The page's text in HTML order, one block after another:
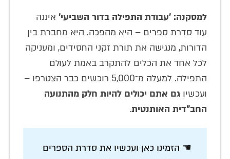
למסקנה: 'עבודת התפילה בדור השביעי' איננה
עוד סדרת ספרים – היא מהפכה. היא מחברת בין
הדורות, מנגישה את תורת זקני החסידים, ומעניקה
לכל אחד את הכלים להתקרב באמת לעולם
התפילה. למעלה מ־5,000 רוכשים כבר הצטרפו –
ועכשיו גם אתם יכולים להיות חלק מהתנועה
החב"דית האותנטית.
☚ הזמינו כאן ועכשיו את סדרת הספרים